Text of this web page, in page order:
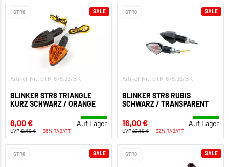
STR8
Artikel-Nr.: STR-675.93/BK
BLINKER STR8 TRIANGLE
KURZ SCHWARZ / ORANGE
8,00 € Auf Lager
UVP12,50 € -36% RABATT
SALE STR8
Artikel-Nr.: STR-675.96/BK
BLINKER STR8 RUBIS
SCHWARZ / TRANSPARENT
16,00 € Auf Lager
UVP23,50 € -32% RABATT
SALE
STR8 SALE STR8 SALE